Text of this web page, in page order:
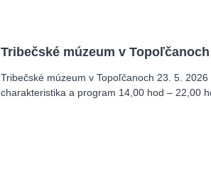
Tribečské múzeum v Topoľčanoch
Tribečské múzeum v Topoľčanoch 23. 5.
charakteristika a program 14,00 hod – 22,00